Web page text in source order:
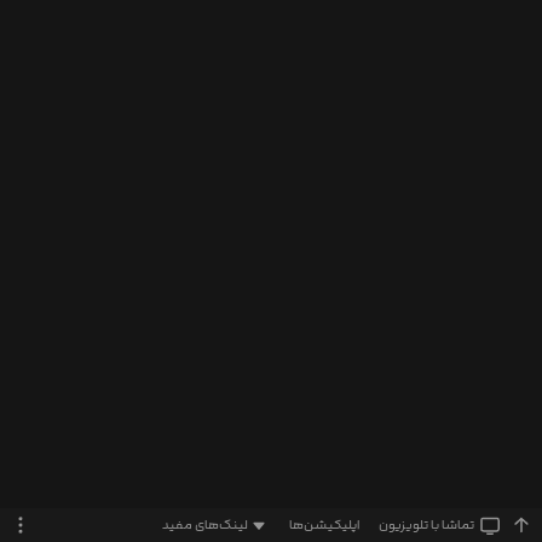
تماشا‌ با تلویزیون اپلیکیشن‌ها لینک‌های مفید